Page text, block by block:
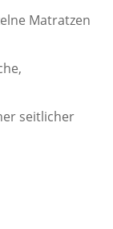
Matratzen
seitlicher